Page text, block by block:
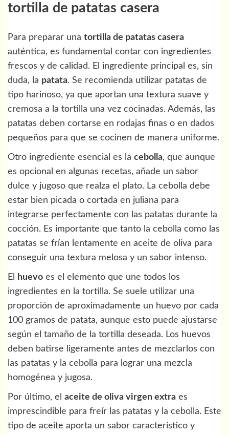
tortilla de patatas casera
Para preparar una tortilla de patatas casera
auténtica, es fundamental contar con ingredientes
frescos y de calidad. El ingrediente principal es, sin
duda, la patata. Se recomienda utilizar patatas de
tipo harinoso, ya que aportan una textura suave y
cremosa a la tortilla una vez cocinadas. Además, las
patatas deben cortarse en rodajas finas o en dados
pequeños para que se cocinen de manera uniforme.
Otro ingrediente esencial es la cebolla, que aunque
es opcional en algunas recetas, añade un sabor
dulce y jugoso que realza el plato. La cebolla debe
estar bien picada o cortada en juliana para
integrarse perfectamente con las patatas durante la
cocción. Es importante que tanto la cebolla como las
patatas se frían lentamente en aceite de oliva para
conseguir una textura melosa y un sabor intenso.
El huevo es el elemento que une todos los
ingredientes en la tortilla. Se suele utilizar una
proporción de aproximadamente un huevo por cada
100 gramos de patata, aunque esto puede ajustarse
según el tamaño de la tortilla deseada. Los huevos
deben batirse ligeramente antes de mezclarlos con
las patatas y la cebolla para lograr una mezcla
homogénea y jugosa.
Por último, el aceite de oliva virgen extra es
imprescindible para freír las patatas y la cebolla. Este
tipo de aceite aporta un sabor característico y